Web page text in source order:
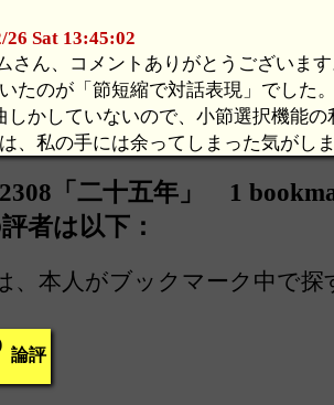
Sat 13:45:02
さん、コメントありがとうございま
たのが「節短縮で対話表現」でした
しかしていないので、小節選択機能
、私の手には余ってしまった気がし
「二十五年」 1
者は以下：
、本人がブックマーク中で探
論評